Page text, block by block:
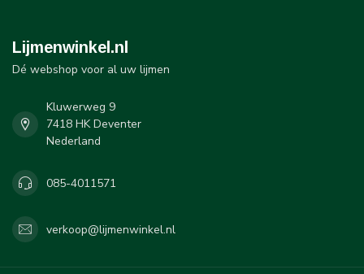
Lijmenwinkel.nl
Dé webshop voor al uw lijmen
Kluwerweg 9
7418 HK Deventer
Nederland
085-4011571
verkoop@lijmenwinkel.nl